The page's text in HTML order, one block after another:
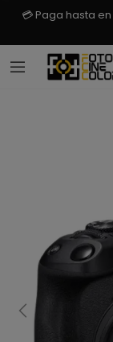
💳 Paga hasta en